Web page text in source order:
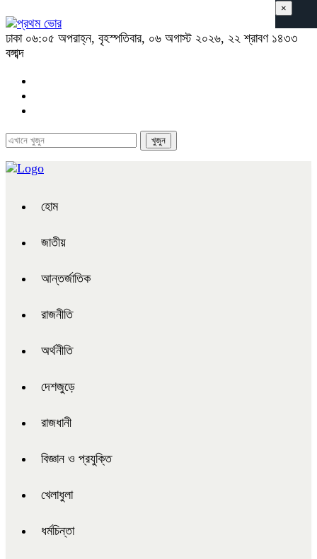
ঢাকা ০৬:০৫ অপরাহ্ন, বৃহস্পতিবার, ০৬ অগাস্ট ২০২৬, ২২ শ্রাবণ ১৪৩৩
বঙ্গাব্দ
হোম
জাতীয়
আন্তর্জাতিক
রাজনীতি
অর্থনীতি
দেশজুড়ে
রাজধানী
বিজ্ঞান ও প্রযুক্তি
খেলাধুলা
ধর্মচিন্তা
×